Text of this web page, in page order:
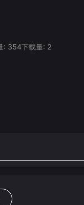
: 354下载量: 2